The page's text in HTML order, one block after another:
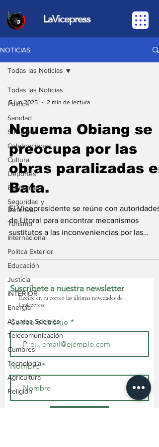
LaVicepress
NOTICIAS
Todas las Noticias
Política
Sanidad
Sociedad
Celebraciones
Cultura
Deportes
Economia
Seguridad y
Defensa
Turismo
Internacional
Politca Exterior
Educación
Justicia
INTERIOR
Energia
Asuntos Sociales
Telecomunicación
Cumbres
Tecnología
Agricultura
Religión
Todas las Noticias
5 jun 2025 2 min de lectura
Nguema Obiang se
preocupa por las
obras paralizadas
Bata.
El Vicepresidente se reúne con autoridades
de Litoral para encontrar mecanismos
sustitutos a las inconveniencias por las
Suscríbete a nuestra newsletter
Recibe en tu correo las últimas novedades de
Lavicepress
Correo elctrónio
Nombre
Suscribirse